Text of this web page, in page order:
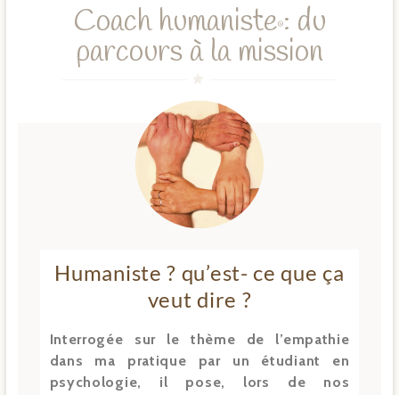
Coach humaniste®: du
parcours à la mission
Humaniste ? qu’est- ce que ça
veut dire ?
Interrogée sur le thème de l’empathie
dans ma pratique par un étudiant en
psychologie, il pose, lors de nos